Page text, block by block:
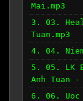
Mai.mp3
3. 03.
Tuan.mp3
4. 04.
5. 05. LK
Anh Tuan -
6. 06. Uoc